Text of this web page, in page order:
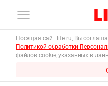
Посещая сайт life.ru, Вы
Политикой обработки
файлов cookie, указанных в